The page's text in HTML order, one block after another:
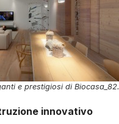
e prestigiosi di Biocasa_82.
innovativo